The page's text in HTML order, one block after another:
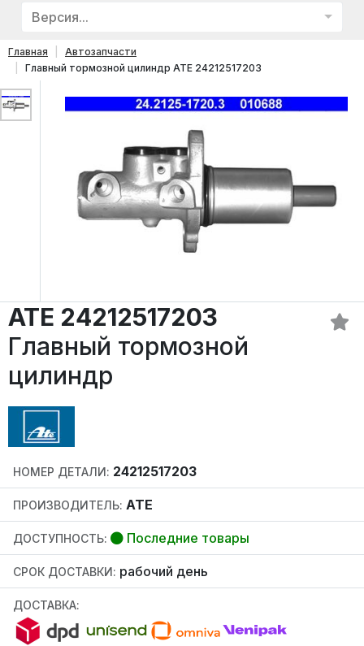
Версия...
Главная
Автозапчасти
Главный тормозной цилиндр ATE 24212517203
ATE 24212517203
Главный тормозной
цилиндр
НОМЕР ДЕТАЛИ: 24212517203
ПРОИЗВОДИТЕЛЬ: ATE
ДОСТУПНОСТЬ: Последние товары
СРОК ДОСТАВКИ: рабочий день
ДОСТАВКА: